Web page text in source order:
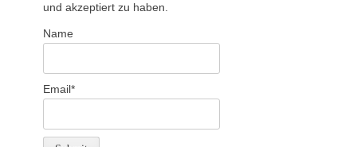
und akzeptiert zu haben.
Name
Email*